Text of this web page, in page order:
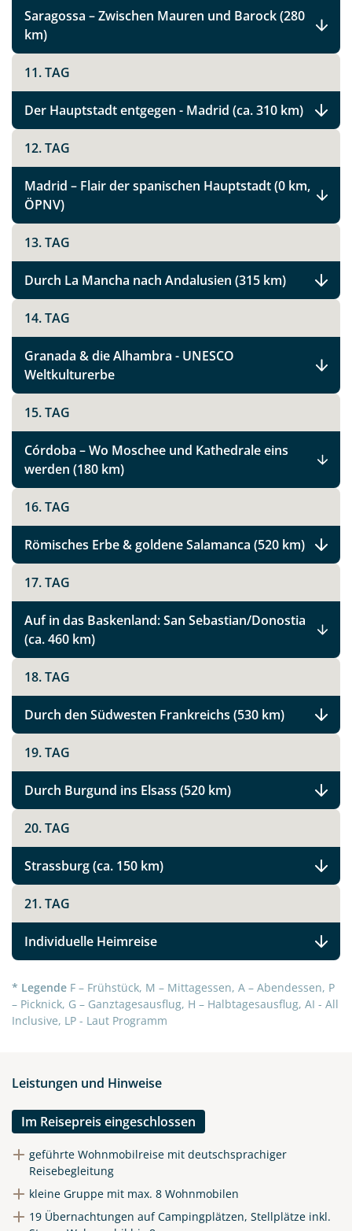
Teile diese Reise
Facebook
Instagram
X
WhatsApp
Telegram
per E-Mail senden
Link kopieren
Saragossa – Zwischen Mauren und Barock (280
km)
11. TAG
Der Hauptstadt entgegen - Madrid (ca. 310 km)
12. TAG
Madrid – Flair der spanischen Hauptstadt (0 km,
ÖPNV)
13. TAG
Durch La Mancha nach Andalusien (315 km)
14. TAG
Granada & die Alhambra - UNESCO
Weltkulturerbe
15. TAG
Córdoba – Wo Moschee und Kathedrale eins
werden (180 km)
16. TAG
Römisches Erbe & goldene Salamanca (520 km)
17. TAG
Auf in das Baskenland: San Sebastian/Donostia
(ca. 460 km)
18. TAG
Durch den Südwesten Frankreichs (530 km)
19. TAG
Durch Burgund ins Elsass (520 km)
20. TAG
Strassburg (ca. 150 km)
21. TAG
Individuelle Heimreise
* Legende F – Frühstück, M – Mittagessen, A – Abendessen, P
– Picknick, G – Ganztagesausflug, H – Halbtagesausflug, AI - All
Inclusive, LP - Laut Programm
Leistungen und Hinweise
Im Reisepreis eingeschlossen
geführte Wohnmobilreise mit deutschsprachiger
Reisebegleitung
kleine Gruppe mit max. 8 Wohnmobilen
19 Übernachtungen auf Campingplätzen, Stellplätze inkl.